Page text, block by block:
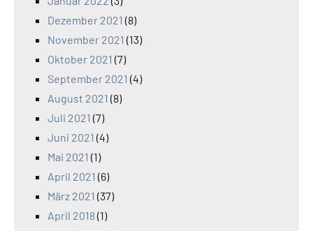
Dezember 2021 (8)
November 2021 (13)
Oktober 2021 (7)
September 2021 (4)
August 2021 (8)
Juli 2021 (7)
Juni 2021 (4)
Mai 2021 (1)
April 2021 (6)
März 2021 (37)
April 2018(1)